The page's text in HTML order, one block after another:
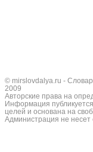
© mirslovdalya.ru -
2009
Авторские права на
Информация
целей и основана на
Администрация не несет